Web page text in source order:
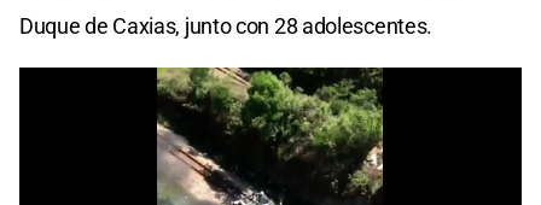
Duque de Caxias, junto con 28 adolescentes.